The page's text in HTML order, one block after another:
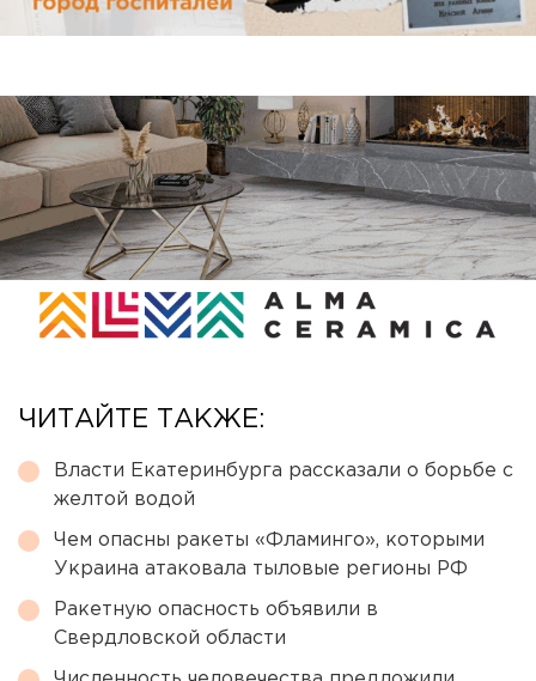
ЧИТАЙТЕ ТАКЖЕ:
Власти Екатеринбурга рассказали о борьбе с
желтой водой
Чем опасны ракеты «Фламинго», которыми
Украина атаковала тыловые регионы РФ
Ракетную опасность объявили в
Свердловской области